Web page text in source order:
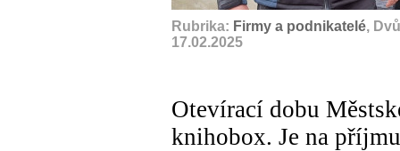
Rubrika: Firmy a podnikatelé,
17.02.2025
Otevírací dobu
knihobox. Je na